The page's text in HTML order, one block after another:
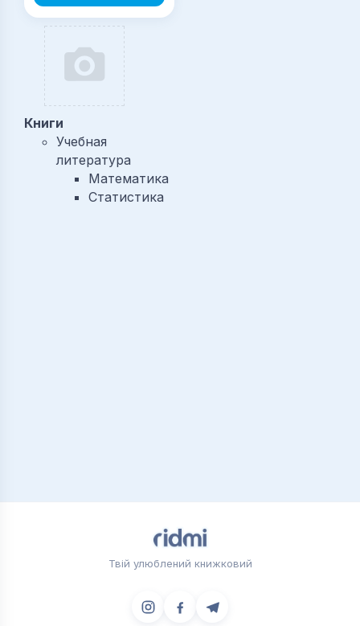
Книги
Учебная
литература
Математика
Статистика
Твій улюблений книжковий